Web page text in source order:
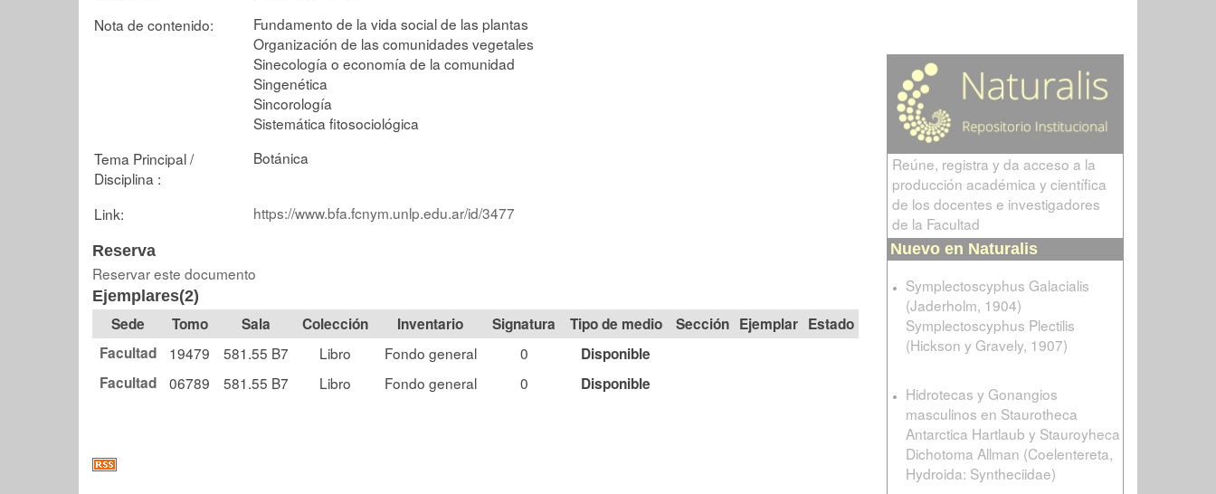
Nota de contenido:
Fundamento de la vida social de las plantas
Organización de las comunidades vegetales
Sinecología o economía de la comunidad
Singenética
Sincorología
Sistemática fitosociológica
Tema Principal /
Disciplina :
Botánica
Link: https://www.bfa.fcnym.unlp.edu.ar/id/3477
Reserva
Reservar este documento
Ejemplares(2)
Tomo Sala Colección Signatura Tipo de medio Sección
Estado
Facultad
19479 581.55 B7 Libro Fondo general 0
Disponible
Facultad
06789 581.55 B7 Libro Fondo general 0 Disponible
Reúne, registra y da acceso a la
producción académica y científica
de los docentes e investigadores
de la Facultad
Nuevo en Naturalis
Symplectoscyphus Galacialis
(Jaderholm, 1904)
Symplectoscyphus Plectilis
(Hickson y Gravely, 1907)
Hidrotecas y Gonangios
masculinos en Staurotheca
Antarctica Hartlaub y Stauroyheca
Dichotoma Allman (Coelentereta,
Hydroida: Syntheciidae)